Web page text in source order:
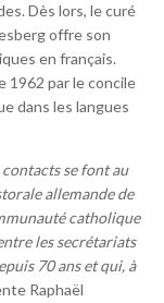
Dès lors, le curé
offre son
en français.
1962 par le concile
dans les langues
contacts se font au
allemande de
catholique
les secrétariats
70 ans et qui, à
Raphaël